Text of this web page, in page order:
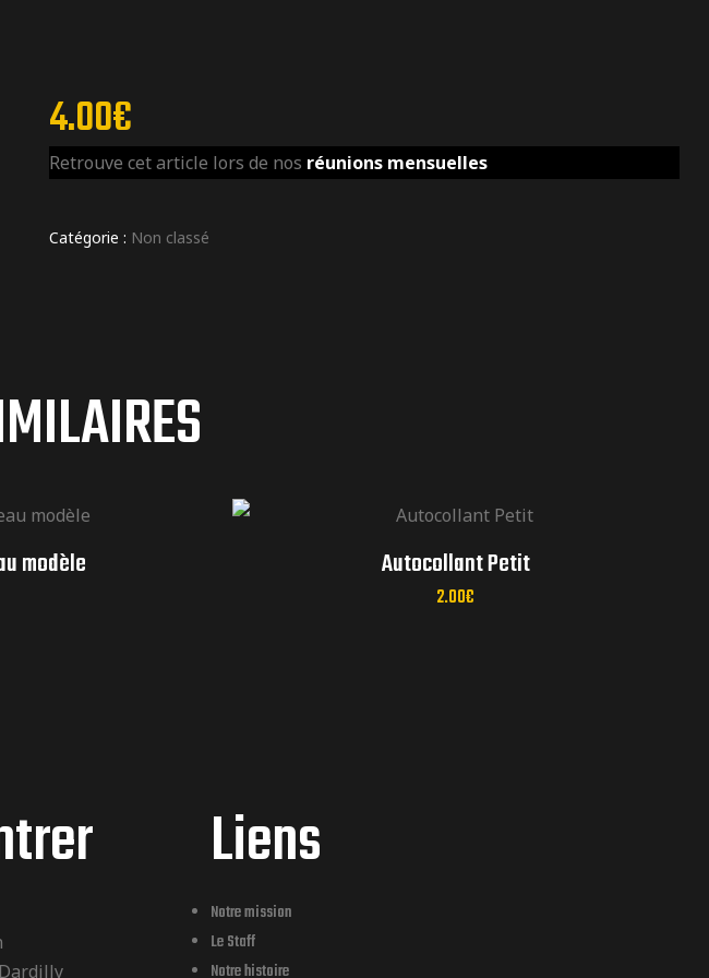
4.00€
Retrouve cet article lors de nos réunions mensuelles
Catégorie : Non classé
modèle Autocollant Petit
2.00€
Liens
Notre mission
Le Staff
Notre histoire